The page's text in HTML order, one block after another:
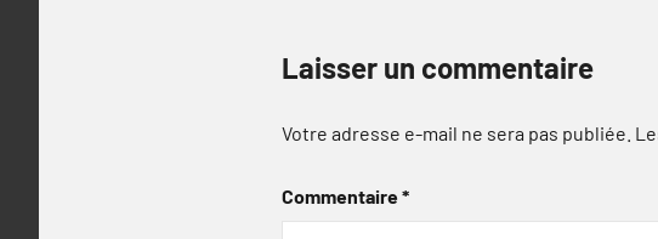
Laisser un commentaire
Votre adresse e-mail ne sera pas publiée.
Commentaire*